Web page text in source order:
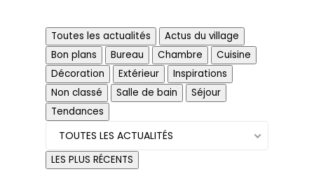
Toutes les actualités
Actus du village
Bon plans
Bureau Chambre
Cuisine
Décoration
Extérieur
Inspirations
Non classé
Salle de bain
Séjour
Tendances
TOUTES LES ACTUALITÉS
LES PLUS RÉCENTS
Actus du village